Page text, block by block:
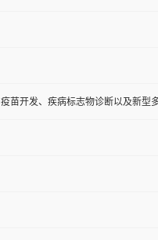
开发、疾病标志物诊断以及新型